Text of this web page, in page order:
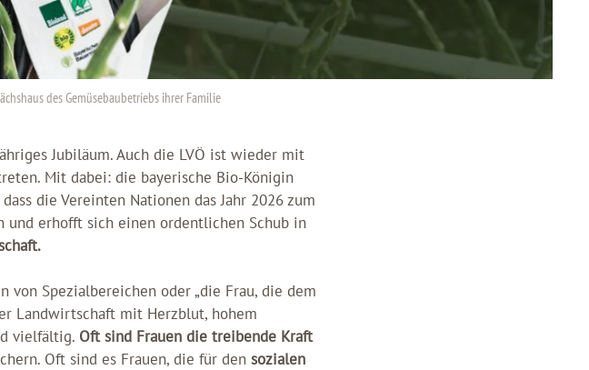
des Gemüsebaubetriebs ihrer Familie
Jubiläum. Auch die LVÖ ist wieder mit
Mit dabei: die bayerische Bio-Königin
die Vereinten Nationen das Jahr 2026 zum
und erhofft sich einen ordentlichen Schub in
Spezialbereichen oder „die Frau, die dem
Landwirtschaft mit Herzblut, hohem
vielfältig. Oft sind Frauen die treibende Kraft
Oft sind es Frauen, die für den sozialen